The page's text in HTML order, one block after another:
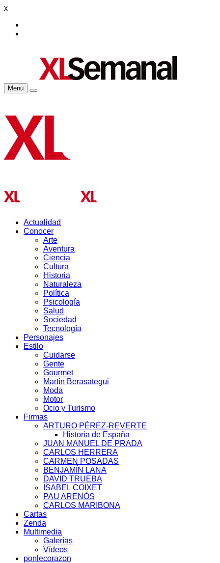
x
Menu
Actualidad
Conocer
Arte
Aventura
Ciencia
Cultura
Historia
Naturaleza
Política
Psicología
Salud
Sociedad
Tecnología
Personajes
Estilo
Cuidarse
Gente
Gourmet
Martín Berasategui
Moda
Motor
Ocio y Turismo
Firmas
ARTURO PÉREZ-REVERTE
Historia de España
JUAN MANUEL DE PRADA
CARLOS HERRERA
CARMEN POSADAS
BENJAMÍN LANA
DAVID TRUEBA
ISABEL COIXET
PAU ARENÓS
CARLOS MARIBONA
Cartas
Zenda
Multimedia
Galerías
Vídeos
ponlecorazon